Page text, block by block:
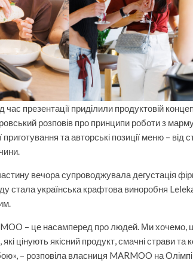
час презентації приділили продуктовій
розповів про принципи роботи з
приготування та авторські позиції меню – від
вечора супроводжувала дегустація
стала українська крафтова виноробня
– це насамперед про людей. Ми хочемо,
які цінують якісний продукт, смачні страви
– розповіла власниця MARMOO на